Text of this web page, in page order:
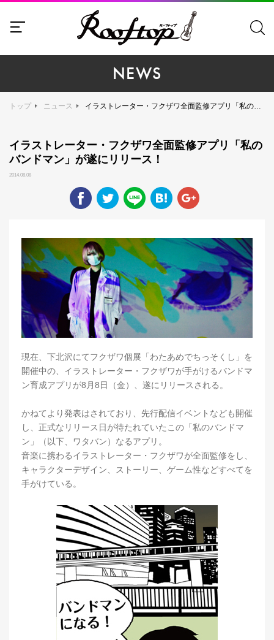
NEWS
トップ ニュース イラストレーター・フクザワ全面監修アプリ「私のバンドマン」が遂にリリース！
イラストレーター・フクザワ全面監修アプリ「私の
バンドマン」が遂にリリース！
2014.08.08
現在、下北沢にてフクザワ個展「わたあめでちっそくし」を
開催中の、イラストレーター・フクザワが手がけるバンドマ
ン育成アプリが8月8日（金）、遂にリリースされる。
かねてより発表はされており、先行配信イベントなども開催
し、正式なリリース日が待たれていたこの「私のバンドマ
ン」（以下、ワタバン）なるアプリ。
音楽に携わるイラストレーター・フクザワが全面監修をし、
キャラクターデザイン、ストーリー、ゲーム性などすべてを
手がけている。